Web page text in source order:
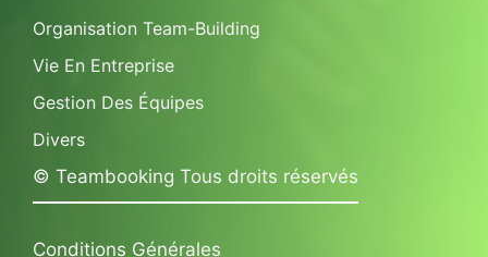
Organisation Team-Building
Vie En Entreprise
Gestion Des Équipes
Divers
© Teambooking Tous droits réservés
Conditions Générales